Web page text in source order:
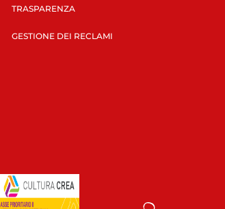
TRASPARENZA
GESTIONE DEI RECLAMI